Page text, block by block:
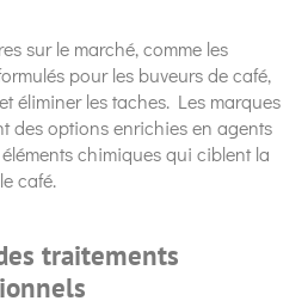
sur le marché, comme les
pour les buveurs de café,
éliminer les taches. Les marques
des options enrichies en agents
chimiques qui ciblent la
café.
traitements